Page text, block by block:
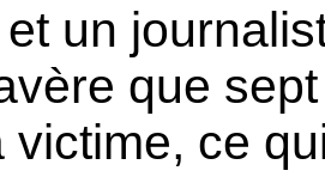
un
que
victime, ce